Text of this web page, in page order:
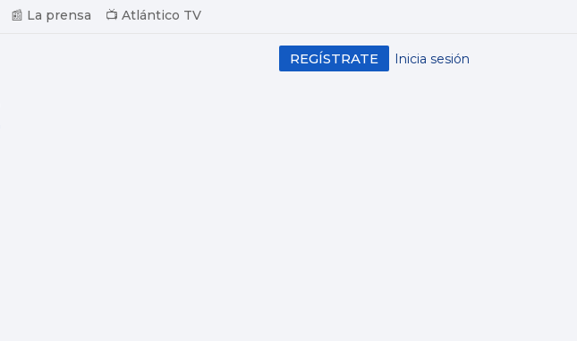
📰 La prensa 📺 Atlántico TV
Inicia sesión
REGÍSTRATE